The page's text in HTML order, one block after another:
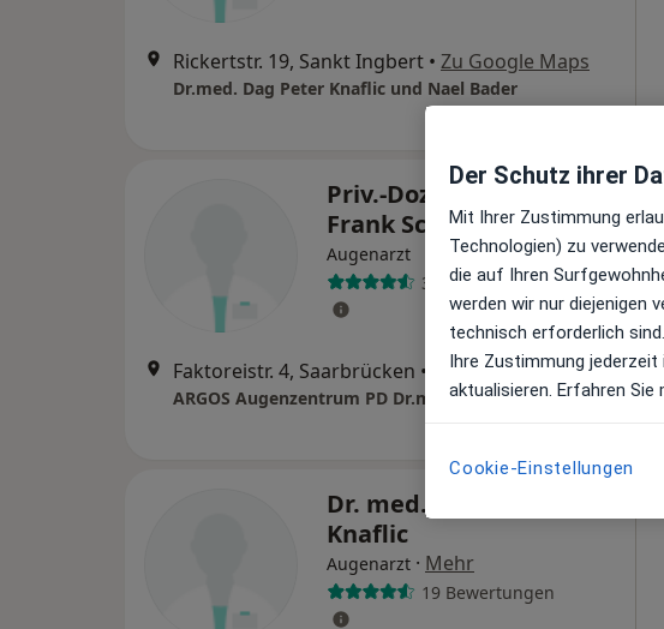
Rickertstr. 19, Sankt Ingbert • Zu Google Maps
Dr.med. Dag Peter Knaflic und Nael Bader
Priv.-Doz. Dr. med.
Frank Schirra
Augenarzt
36 Bewertungen
Faktoreistr. 4, Saarbrücken • Zu Google Maps
ARGOS Augenzentrum PD Dr.med. Frank Schirra und Elena Khurieva-Sattler
Dr. med. Dag Peter
Knaflic
Augenarzt · Mehr
19 Bewertungen
Der Schutz ihrer
Mit Ihrer Zustimmung
Technologien) zu
die auf Ihren
werden wir nur diejenigen
technisch erforderlich
Ihre Zustimmung
aktualisieren. Erfahren Sie
Cookie-Einstellungen